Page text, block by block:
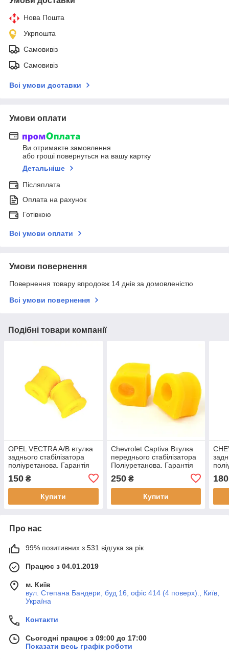
Нова Пошта
Укрпошта
Самовивіз
Самовивіз
Всі умови доставки
Умови оплати
Ви отримаєте замовлення
або гроші повернуться на вашу картку
Детальніше
Післяплата
Оплата на рахунок
Готівкою
Всі умови оплати
Умови повернення
Повернення товару впродовж 14 днів за домовленістю
Всі умови повернення
Подібні товари компанії
OPEL VECTRA A/B втулка
заднього стабілізатора
поліуретанова. Гарантія
150 ₴
Купити
Chevrolet Captiva Втулка
переднього стабілізатора
Поліуретанова. Гарантія
250₴
Купити
180
Про нас
99% позитивних з 531 відгука за рік
Працює з 04.01.2019
м. Київ
вул. Степана Бандери, буд 16, офіс 414 (4 поверх)., Київ,
Україна
Контакти
Сьогодні працює з 09:00 до 17:00
Показати весь графік роботи